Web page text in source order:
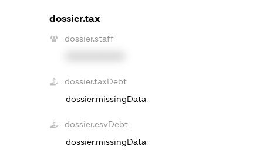
dossier.tax
dossier.staff
dossier.taxDebt
dossier.missingData
dossier.esvDebt
dossier.missingData